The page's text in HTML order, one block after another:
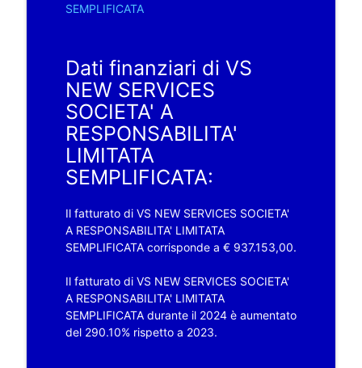
SEMPLIFICATA
Dati finanziari di VS
NEW SERVICES
SOCIETA' A
RESPONSABILITA'
LIMITATA
SEMPLIFICATA:
Il fatturato di VS NEW SERVICES SOCIETA'
A RESPONSABILITA' LIMITATA
SEMPLIFICATA corrisponde a € 937.153,00.
Il fatturato di VS NEW SERVICES SOCIETA'
A RESPONSABILITA' LIMITATA
SEMPLIFICATA durante il 2024 è aumentato
del 290.10% rispetto a 2023.